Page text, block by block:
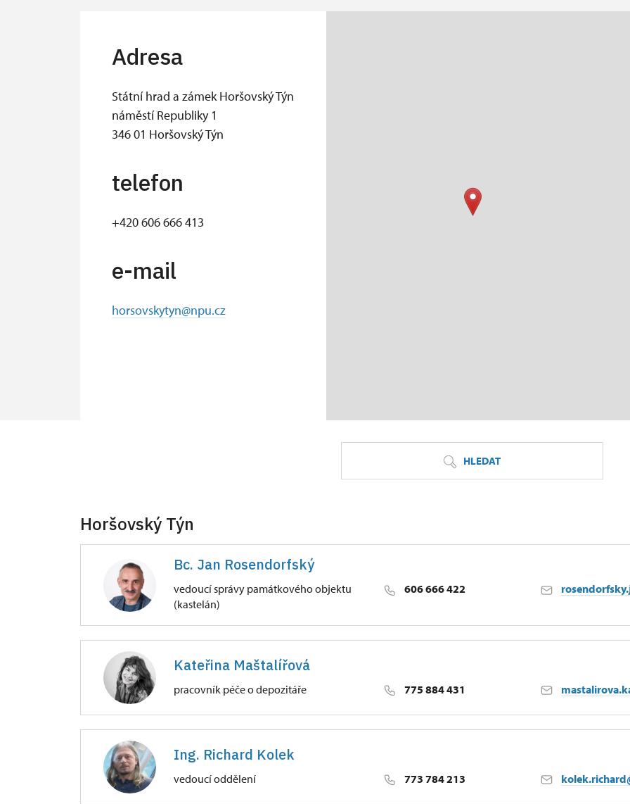
Adresa
Státní hrad a zámek Horšovský Týn
náměstí Republiky 1
346 01 Horšovský Týn
telefon
+420 606 666 413
e-mail
horsovskytyn@npu.cz
HLEDAT
Horšovský Týn
Bc. Jan Rosendorfský
vedoucí správy památkového objektu
(kastelán)
606 666 422
náměstí Republiky 1/, Horšovský Týn
KASTELÁN OBJEKTU
Kateřina Maštalířová
pracovník péče o depozitáře 775 884 431
náměstí Republiky 1/, Horšovský Týn
Ing. Richard Kolek
vedoucí oddělení 773 784 213